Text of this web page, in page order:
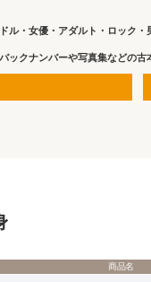
ル・女優・アダルト・ロック
ックナンバーや写真集などの古
商品名